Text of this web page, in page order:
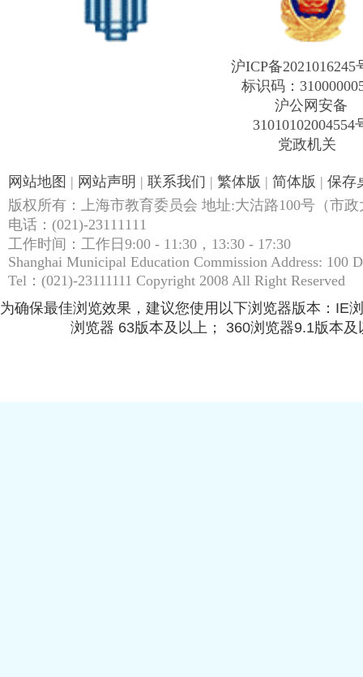
沪ICP备2021016245
标识码：
沪公网安备
31010102004554
党政机关
网站地图 | 网站声明 | 联系我们 | 繁体版 | 简体版 | 保存
版权所有：上海市教育委员会 地址:大沽路100号（市
电话：(021)-23111111
工作时间：工作日9:00 - 11:30，13:30 - 17:30
Shanghai Municipal Education Commission Address: 100
Tel：(021)-23111111 Copyright 2008 All Right Reserved
为确保最佳浏览效果，建议您使用以下浏览器版本：IE
浏览器 63版本及以上； 360浏览器9.1版本